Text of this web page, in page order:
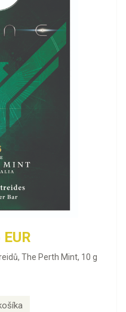
The Perth Mint, 10 g